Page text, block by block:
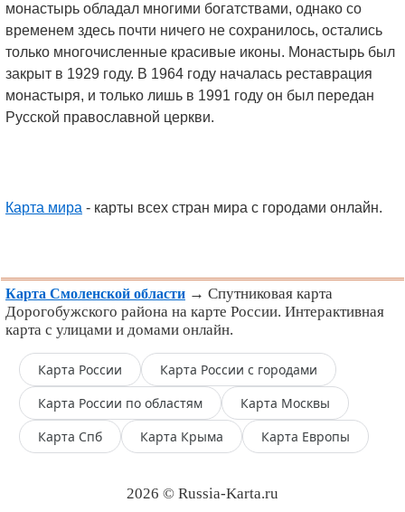
монастырь обладал многими богатствами, однако со
временем здесь почти ничего не сохранилось, остались
только многочисленные красивые иконы. Монастырь был
закрыт в 1929 году. В 1964 году началась реставрация
монастыря, и только лишь в 1991 году он был передан
Русской православной церкви.
Карта мира - карты всех стран мира с городами онлайн.
Карта Смоленской области → Спутниковая карта
Дорогобужского района на карте России. Интерактивная
карта с улицами и домами онлайн.
Карта России
Карта России с городами
Карта России по областям
Карта Москвы
Карта Спб
Карта Крыма Карта Европы
2026 © Russia-Karta.ru